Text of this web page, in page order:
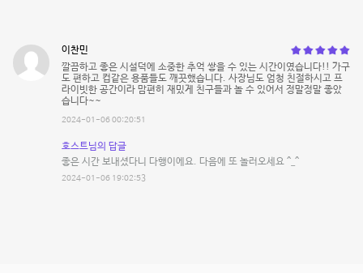
이찬민
깔끔하고 좋은 시설덕에 소중한 추억 쌓을 수 있는 시간이였습니다!! 가구
도 편하고 컵같은 용품들도 깨끗했습니다. 사장님도 엄청 친절하시고 프
라이빗한 공간이라 맘편히 재밌게 친구들과 놀 수 있어서 정말정말 좋았
습니다~~
2024-01-06 00:20:51
호스트님의 답글
좋은 시간 보내셨다니 다행이에요. 다음에 또 놀러오세요 ^_^
2024-01-06 19:02:53